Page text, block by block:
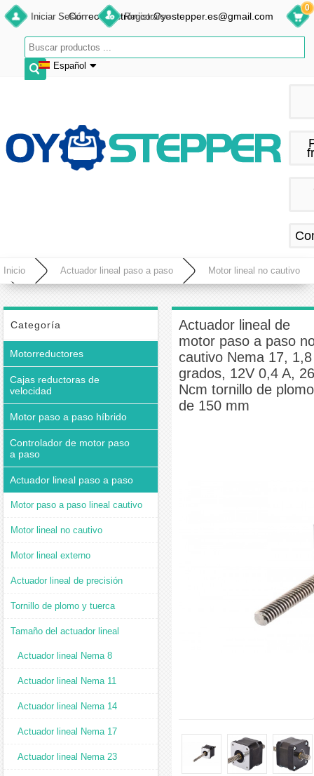
Iniciar Sesión Registrarse
Español
Français
Español
Correo electrónico:Oyostepper.es@gmail.com
0
Inicio Actuador lineal paso a paso Motor lineal no cautivo
A, 26 Ncm tornillo de plomo de 150 mm
Categoría
Motorreductores
Cajas reductoras de
velocidad
Motor paso a paso híbrido
Controlador de motor paso
a paso
Actuador lineal paso a paso
Motor paso a paso lineal cautivo
Motor lineal no cautivo
Motor lineal externo
Actuador lineal de precisión
Tornillo de plomo y tuerca
Tamaño del actuador lineal
Actuador lineal Nema 8
Actuador lineal Nema 11
Actuador lineal Nema 14
Actuador lineal Nema 17
Actuador lineal Nema 23
Actuador lineal de
motor paso a paso
cautivo Nema 17, 1,8
grados, 12V 0,4 A, 26
Ncm tornillo de plomo
de 150 mm